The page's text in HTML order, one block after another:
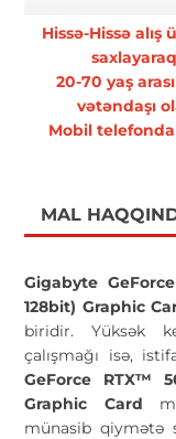
Hissə-Hissə
20-70 yaş
vətəndaşı
Mobil telefonda
MAL
Gigabyte
128bit) Graphic
biridir. Yüksək
çalışmağı isə,
GeForce RTX™
Graphic Card
münasib qiymətə